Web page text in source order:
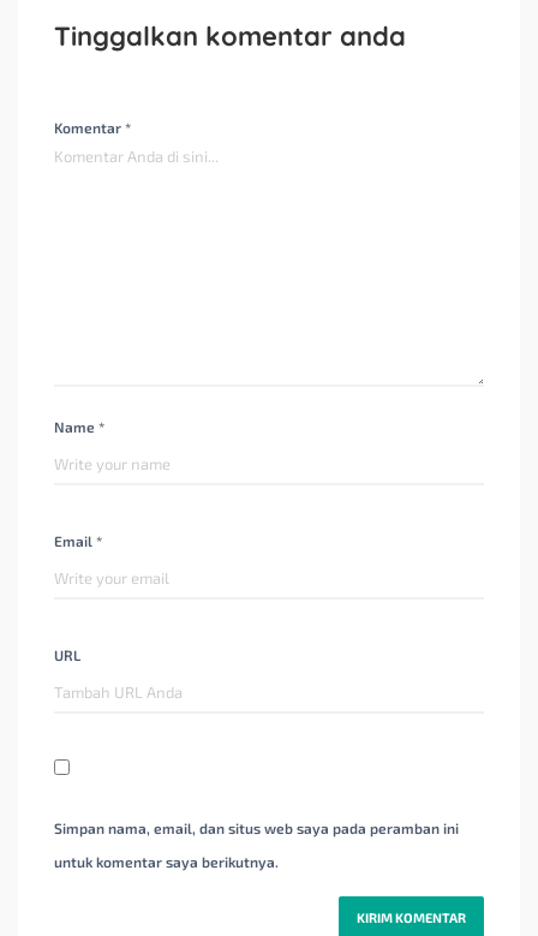
Tinggalkan komentar anda
Komentar *
Name *
Email *
URL
Simpan nama, email, dan situs web saya pada peramban ini
untuk komentar saya berikutnya.